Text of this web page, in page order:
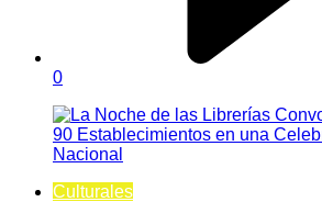
0
Culturales